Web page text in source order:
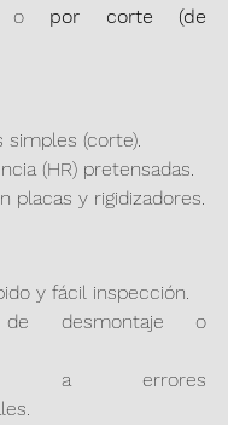
por corte (de
(corte).
(HR) pretensadas.
placas y rigidizadores.
y fácil inspección.
de desmontaje o
a errores